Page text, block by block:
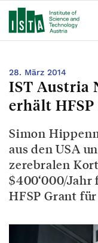
28. März 2014
IST Austria
erhält
Simon
aus den USA
zerebralen
$400‘000/Jahr
HFSP Grant